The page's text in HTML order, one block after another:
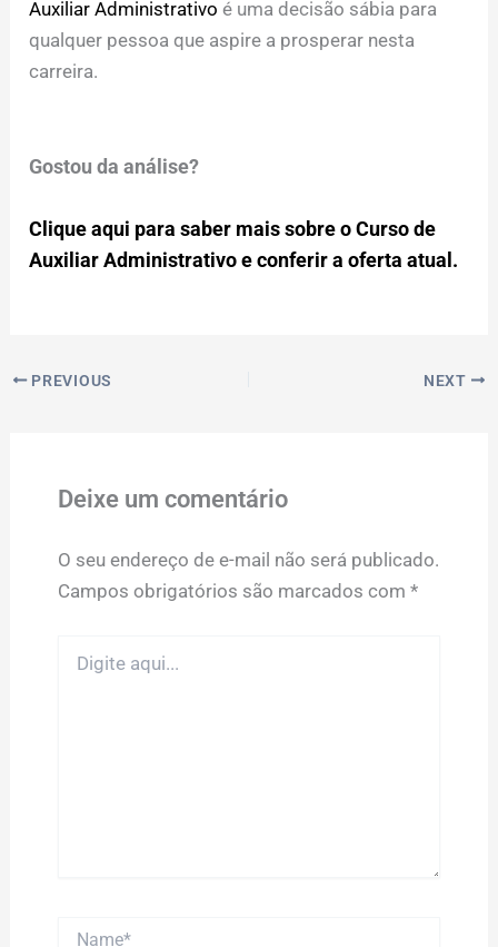
Auxiliar Administrativo é uma decisão sábia para
qualquer pessoa que aspire a prosperar nesta
carreira.
Gostou da análise?
Clique aqui para saber mais sobre o Curso de
Auxiliar Administrativo e conferir a oferta atual.
PREVIOUS NEXT
Deixe um comentário
O seu endereço de e-mail não será publicado.
Campos obrigatórios são marcados com *
aqui...